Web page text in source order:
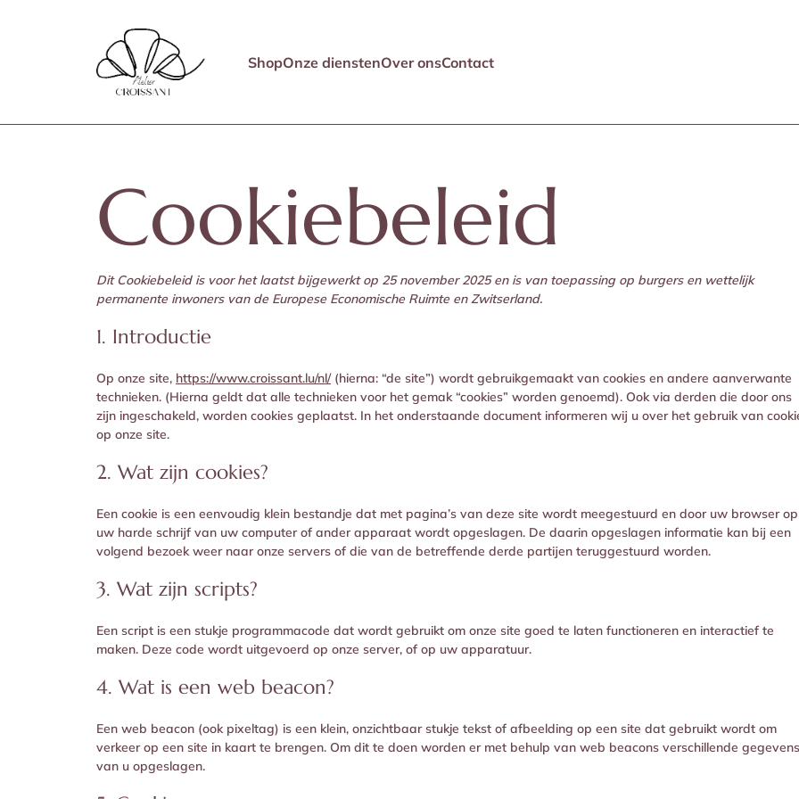
ShopOnze dienstenOver onsContact
Cookiebeleid
Dit Cookiebeleid is voor het laatst bijgewerkt op 25 november 2025 en is van toepassing op burgers en wettelijk
permanente inwoners van de Europese Economische Ruimte en Zwitserland.
1. Introductie
Op onze site, https://www.croissant.lu/nl/(hierna: “de site”) wordt gebruikgemaakt van cookies en andere aanverwante
technieken. (Hierna geldt dat alle technieken voor het gemak “cookies” worden genoemd). Ook via derden die door ons
zijn ingeschakeld, worden cookies geplaatst. In het onderstaande document informeren wij u over het gebruik van
op onze site.
2. Wat zijn cookies?
Een cookie is een eenvoudig klein bestandje dat met pagina’s van deze site wordt meegestuurd en door uw browser op
uw harde schrijf van uw computer of ander apparaat wordt opgeslagen. De daarin opgeslagen informatie kan bij een
volgend bezoek weer naar onze servers of die van de betreffende derde partijen teruggestuurd worden.
3. Wat zijn scripts?
Een script is een stukje programmacode dat wordt gebruikt om onze site goed te laten functioneren en interactief te
maken. Deze code wordt uitgevoerd op onze server, of op uw apparatuur.
4. Wat is een web beacon?
Een web beacon (ook pixeltag) is een klein, onzichtbaar stukje tekst of afbeelding op een site dat gebruikt wordt om
verkeer op een site in kaart te brengen. Om dit te doen worden er met behulp van web beacons verschillende gegevens
van u opgeslagen.